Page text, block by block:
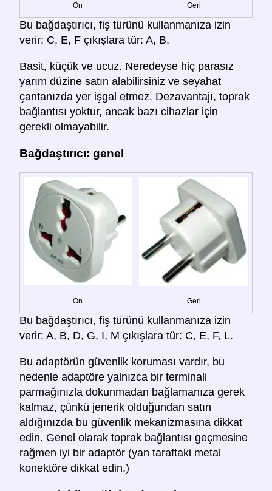
Ön Geri
Bu bağdaştırıcı, fiş türünü kullanmanıza izin
verir: C, E, F çıkışlara tür: A, B.
Basit, küçük ve ucuz. Neredeyse hiç parasız
yarım düzine satın alabilirsiniz ve seyahat
çantanızda yer işgal etmez. Dezavantajı, toprak
bağlantısı yoktur, ancak bazı cihazlar için
gerekli olmayabilir.
Bağdaştırıcı: genel
Ön Geri
Bu bağdaştırıcı, fiş türünü kullanmanıza izin
verir: A, B, D, G, I, M çıkışlara tür: C, E, F, L.
Bu adaptörün güvenlik koruması vardır, bu
nedenle adaptöre yalnızca bir terminali
parmağınızla dokunmadan bağlamanıza gerek
kalmaz, çünkü jenerik olduğundan satın
aldığınızda bu güvenlik mekanizmasına dikkat
edin. Genel olarak toprak bağlantısı geçmesine
rağmen iyi bir adaptör (yan taraftaki metal
konektöre dikkat edin.)